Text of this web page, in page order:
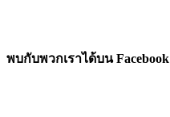
พบกับพวกเราได้บน Facebook